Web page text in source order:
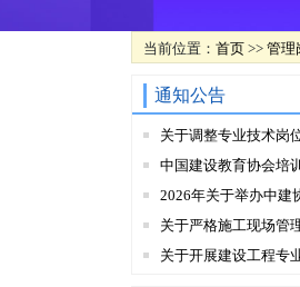
当前位置： 首页 >> 管理
通知公告
关于调整专业技术岗
中国建设教育协会培
2026年关于举办中建
关于严格施工现场管
关于开展建设工程专